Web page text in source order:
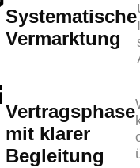
Systematische
Vermarktung
Vertragsphase
mit klarer
Begleitung